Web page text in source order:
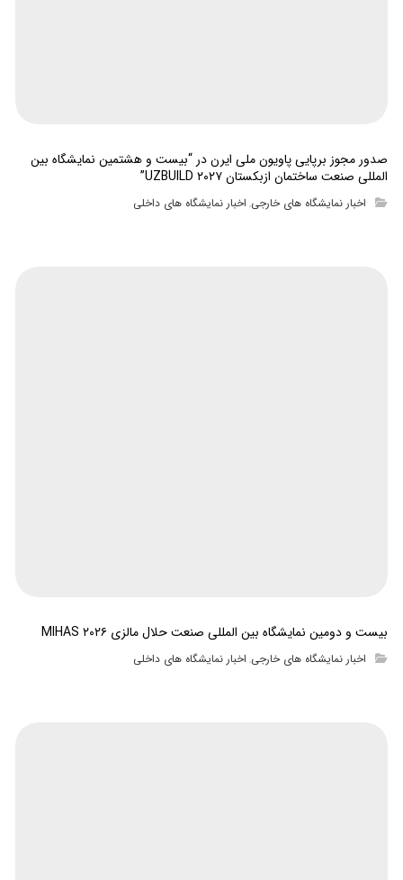
صدور مجوز برپایی پاویون ملی ایرن در “بیست و هشتمین نمایشگاه بین
المللی صنعت ساختمان ازبکستان UZBUILD ۲۰۲۷”
اخبار نمایشگاه های خارجی, اخبار نمایشگاه های داخلی
بیست و دومین نمایشگاه بین المللی صنعت حلال مالزی MIHAS ۲۰۲۶
اخبار نمایشگاه های خارجی, اخبار نمایشگاه های داخلی